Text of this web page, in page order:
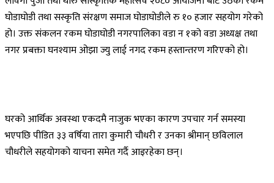
घोडाघोडी तथा सस्कृति संरक्षण समाज घोडाघोडीले रु १० हजार सहयोग गरेको
हो। उक्त संकलन रकम घोडाघोडी नगरपालिका वडा न १को वडा अध्यक्ष तथा
नगर प्रबक्ता घनश्याम ओझा ज्यु लाई नगद रकम हस्तान्तरण गरिएको हो।
घरको आर्थिक अवस्था एकदमै नाजुक भएका कारण उपचार गर्न समस्या
भएपछि पीडित ३३ वर्षिया तारा कुमारी चौधरी र उनका श्रीमान् छविलाल
चौधरीले सहयोगको याचना समेत गर्दै आइरहेका छन्।